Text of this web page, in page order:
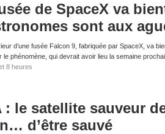
de SpaceX va
sont aux
d’une fusée Falcon 9, fabriquée par SpaceX, va
le phénomène, qui devrait avoir lieu la semaine
8 heures
: le satellite sauveur
d’être sauvé